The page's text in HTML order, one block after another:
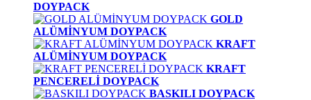
DOYPACK
GOLD
ALÜMİNYUM DOYPACK
KRAFT
ALÜMİNYUM DOYPACK
KRAFT
PENCERELİ DOYPACK
BASKILI DOYPACK